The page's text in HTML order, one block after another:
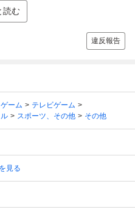
読む
違反報告
ゲーム
テレビゲーム
スポーツ、その他 その他
見る